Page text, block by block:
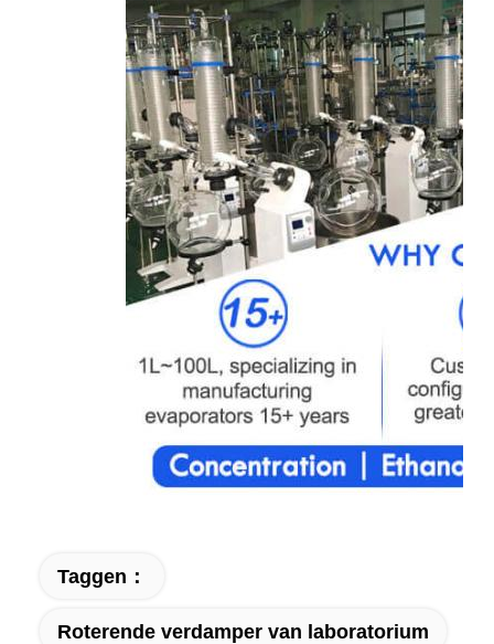
Taggen：
Roterende verdamper van laboratorium